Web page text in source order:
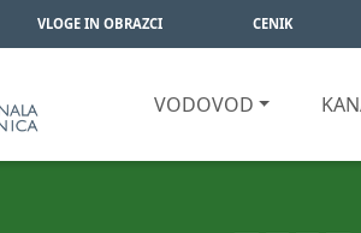
VLOGE IN OBRAZCI CENIK
vsebino VODOVOD